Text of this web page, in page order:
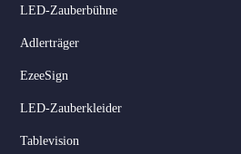
LED-Zauberbühne
Adlerträger
EzeeSign
LED-Zauberkleider
Tablevision